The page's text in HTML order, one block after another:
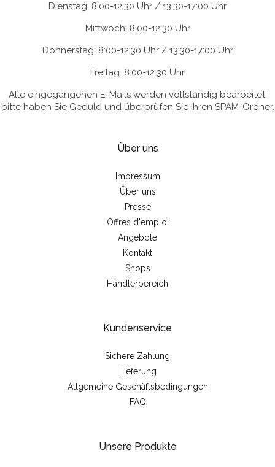
Dienstag: 8:00-12:30 Uhr / 13:30-17:00 Uhr
Mittwoch: 8:00-12:30 Uhr
Donnerstag: 8:00-12:30 Uhr / 13:30-17:00 Uhr
Freitag: 8:00-12:30 Uhr
Alle eingegangenen E-Mails werden vollständig bearbeitet;
bitte haben Sie Geduld und überprüfen Sie Ihren SPAM-Ordner.
Über uns
Impressum
Über uns
Presse
Offres d'emploi
Angebote
Kontakt
Shops
Händlerbereich
Kundenservice
Sichere Zahlung
Lieferung
Allgemeine Geschäftsbedingungen
FAQ
Unsere Produkte